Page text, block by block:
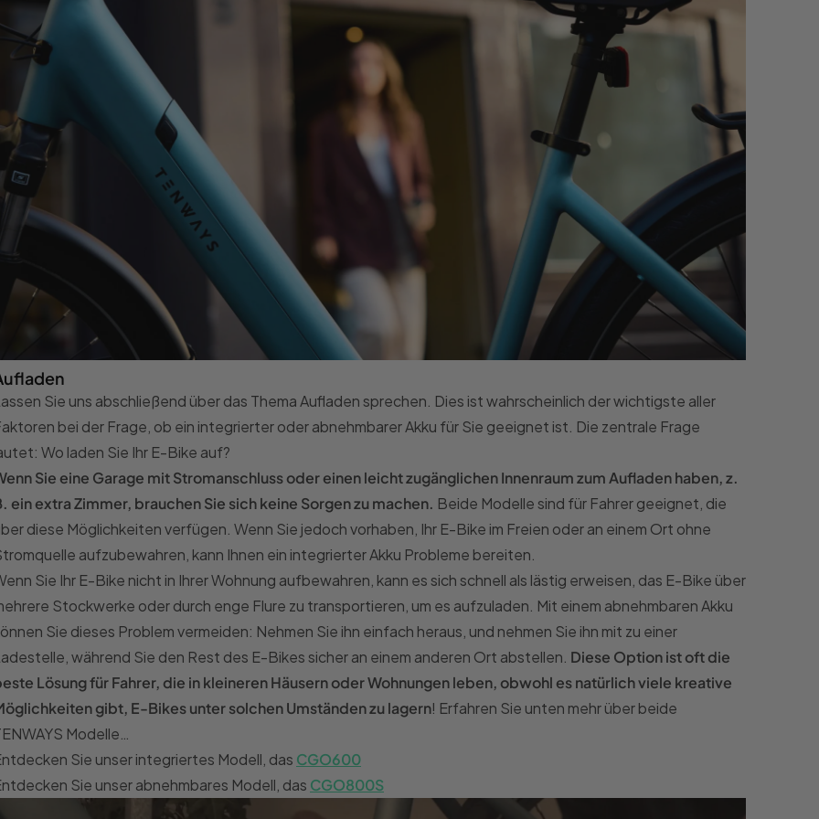
Sie uns abschließend über das Thema Aufladen sprechen. Dies ist wahrscheinlich der wichtigste aller
bei der Frage, ob ein integrierter oder abnehmbarer Akku für Sie geeignet ist. Die zentrale Frage
Wo laden Sie Ihr E-Bike auf?
Sie eine Garage mit Stromanschluss oder einen leicht zugänglichen Innenraum zum Aufladen haben, z.
ein extra Zimmer, brauchen Sie sich keine Sorgen zu machen. Beide Modelle sind für Fahrer geeignet, die
diese Möglichkeiten verfügen. Wenn Sie jedoch vorhaben, Ihr E-Bike im Freien oder an einem Ort ohne
aufzubewahren, kann Ihnen ein integrierter Akku Probleme bereiten.
Sie Ihr E-Bike nicht in Ihrer Wohnung aufbewahren, kann es sich schnell als lästig erweisen, das E-Bike über
Stockwerke oder durch enge Flure zu transportieren, um es aufzuladen. Mit einem abnehmbaren Akku
Sie dieses Problem vermeiden: Nehmen Sie ihn einfach heraus, und nehmen Sie ihn mit zu einer
während Sie den Rest des E-Bikes sicher an einem anderen Ort abstellen. Diese Option ist oft die
Lösung für Fahrer, die in kleineren Häusern oder Wohnungen leben, obwohl es natürlich viele kreative
gibt, E-Bikes unter solchen Umständen zu lagern! Erfahren Sie unten mehr über beide
Modelle…
Sie unser integriertes Modell, das CGO600
Sie unser abnehmbares Modell, das CGO800S